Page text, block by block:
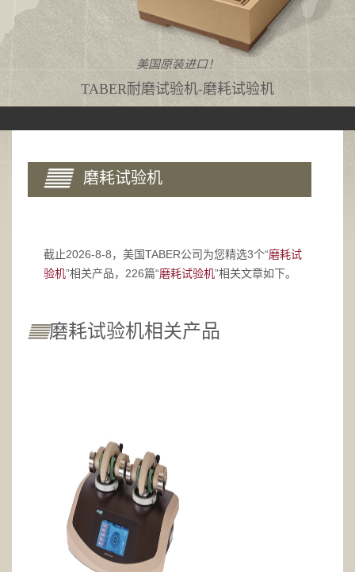
美国原装进口！
TABER耐磨试验机-磨耗试验机
磨耗试验机
截止2026-8-8，美国TABER公司为您精选3个“磨耗试
验机”相关产品，226篇“磨耗试验机”相关文章如下。
磨耗试验机相关产品